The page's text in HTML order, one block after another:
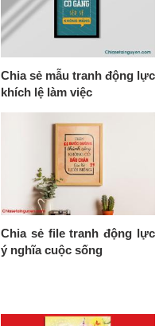
Chia sẻ mẫu tranh động lực
khích lệ làm việc
Chia sẻ file tranh động lực
ý nghĩa cuộc sống